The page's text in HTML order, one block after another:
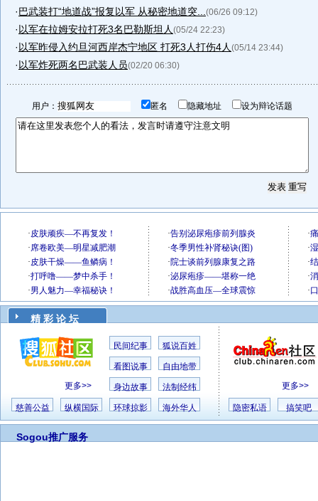
·巴武装打“地道战”报复以军 从秘密地道突... (06/26 09:12)
· 以军在拉姆安拉打死3名巴勒斯坦人 (05/24 22:23)
· 以军昨侵入约旦河西岸杰宁地区 打死3人打伤4人 (05/14 23:44)
· 以军炸死两名巴武装人员(02/20 06:30)
用户： 匿名 隐藏地址 设为辩论话题
精 彩 论 坛
更多>>
民间纪事 狐说百姓
看图说事 自由地带
身边故事 法制经纬
慈善公益 纵横国际 环球掠影 海外华人
更多>>
隐密私语 搞笑吧
Sogou推广服务